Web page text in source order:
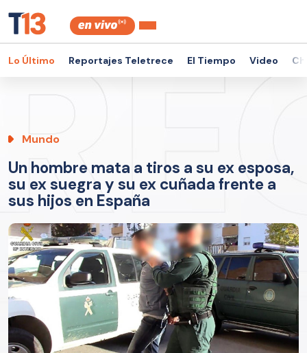
Lo Último Reportajes Teletrece El Tiempo Video
Mundo
Un hombre mata a tiros a su ex esposa,
su ex suegra y su ex cuñada frente a
sus hijos en España